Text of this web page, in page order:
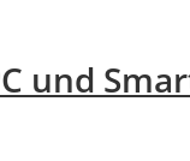
und